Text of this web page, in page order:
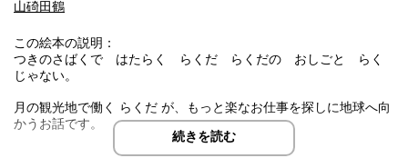
山碕田鶴
この絵本の説明：
つきのさばくで はたらく らくだ らくだの おしごと らく
じゃない。
月の観光地で働く らくだ が、もっと楽なお仕事を探しに地球へ向
かうお話です。
続きを読む